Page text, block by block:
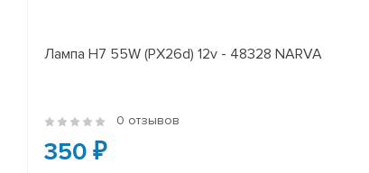
Лампа H7 55W (PX26d) 12v - 48328 NARVA
0 отзывов
350 ₽